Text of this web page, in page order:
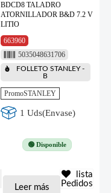
BDCD8 TALADRO
ATORNILLADOR B&D 7.2 V
LITIO
663960
5035048631706
FOLLETO STANLEY -
B
PromoSTANLEY
1 Uds(Envase)
🟢 Disponible
Leer más
lista
Pedidos